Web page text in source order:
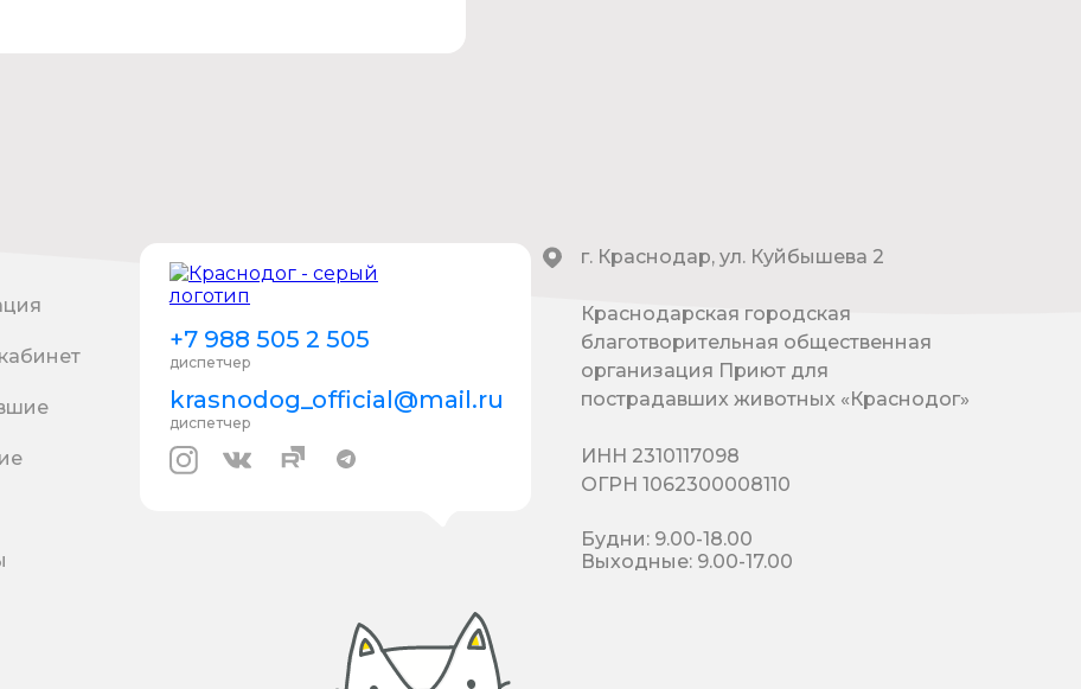
+7 988 505 2 505
диспетчер
krasnodog_official@mail.ru
диспетчер
г. Краснодар, ул. Куйбышева 2
Краснодарская городская
благотворительная общественная
организация Приют для
пострадавших животных «Краснодог»
ИНН 2310117098
ОГРН 1062300008110
Будни: 9.00-18.00
Выходные: 9.00-17.00